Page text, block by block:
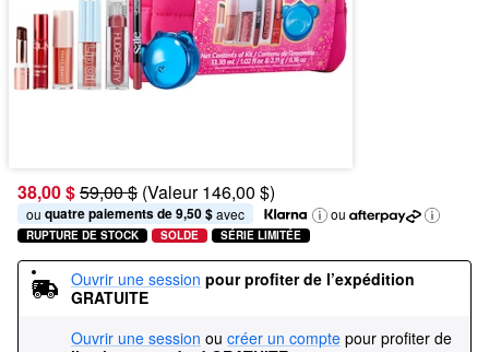
38,00 $59,00 $ (Valeur 146,00 $)
ou quatre paiements de 9,50 $ avec ou
RUPTURE DE STOCK SOLDE SÉRIE LIMITÉE
Ouvrir une session pour profiter de l’expédition
GRATUITE
Ouvrir une session ou créer un compte pour profiter de